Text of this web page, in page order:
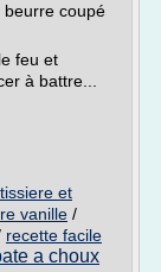
beurre coupé
feu et
à battre...
et
vanille /
recette facile
a choux